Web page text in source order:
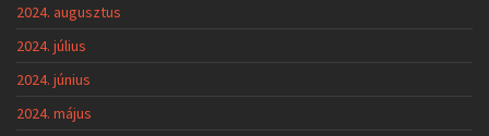
2024. augusztus
2024. július
2024. június
2024. május